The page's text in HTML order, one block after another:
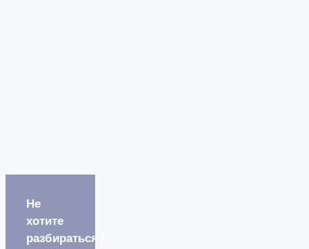
Не
хотите
разбираться?